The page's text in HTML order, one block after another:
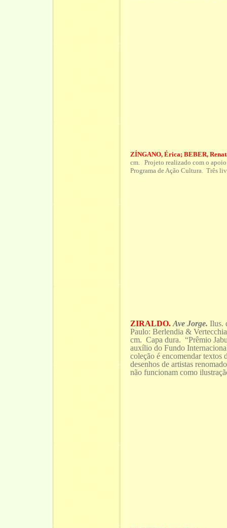
ZÍNGANO, Érica; BEBER,
cm. Projeto realizado com o apoio
Programa de Ação Cultura. Três
ZIRALDO. Ave Jorge. Ilus.
Paulo: Berlendia &
cm. Capa dura. “Prêmio
auxílio do Fundo
coleção é encomendar textos
desenhos de artistas
não funcionam como